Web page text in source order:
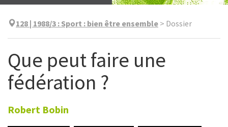
128 | 1988/3 : Sport : bien être ensemble > Dossier
Que peut faire une
fédération ?
Robert Bobin